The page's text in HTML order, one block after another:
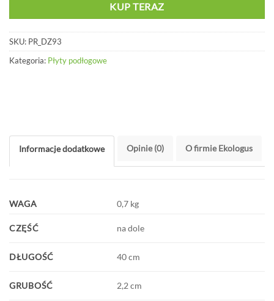
KUP TERAZ
SKU: PR_DZ93
Kategoria: Płyty podłogowe
Informacje dodatkowe Opinie (0) O firmie Ekologus
WAGA 0,7 kg
CZĘŚĆ na dole
DŁUGOŚĆ 40 cm
GRUBOŚĆ 2,2 cm